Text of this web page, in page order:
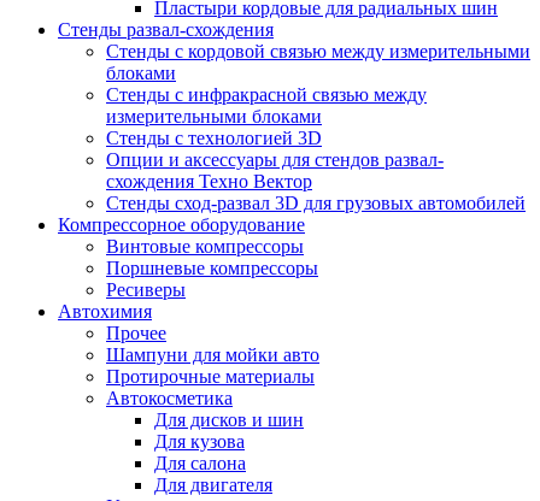
Пластыри кордовые для радиальных шин
Стенды развал-схождения
Стенды с кордовой связью между измерительными
блоками
Стенды с инфракрасной связью между
измерительными блоками
Стенды с технологией 3D
Опции и аксессуары для стендов развал-
схождения Техно Вектор
Стенды сход-развал 3D для грузовых автомобилей
Компрессорное оборудование
Винтовые компрессоры
Поршневые компрессоры
Ресиверы
Автохимия
Прочее
Шампуни для мойки авто
Протирочные материалы
Автокосметика
Для дисков и шин
Для кузова
Для салона
Для двигателя